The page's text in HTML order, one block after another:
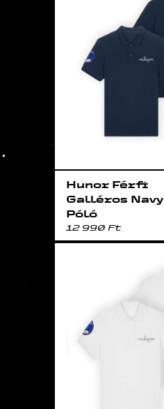
Hunor Férfi
Galléros Navy
Póló
12 990 Ft